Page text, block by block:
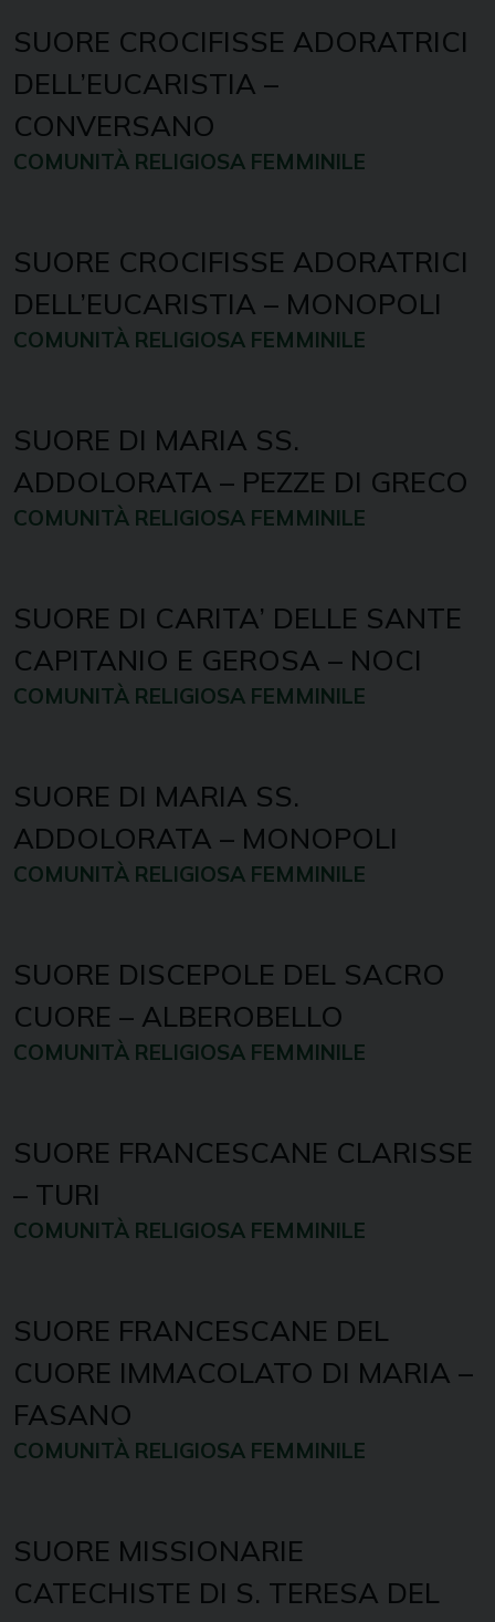
SUORE CROCIFISSE ADORATRICI
DELL’EUCARISTIA –
CONVERSANO
COMUNITÀ RELIGIOSA FEMMINILE
SUORE CROCIFISSE ADORATRICI
DELL’EUCARISTIA – MONOPOLI
COMUNITÀ RELIGIOSA FEMMINILE
SUORE DI MARIA SS.
ADDOLORATA – PEZZE DI GRECO
COMUNITÀ RELIGIOSA FEMMINILE
SUORE DI CARITA’ DELLE SANTE
CAPITANIO E GEROSA – NOCI
COMUNITÀ RELIGIOSA FEMMINILE
SUORE DI MARIA SS.
ADDOLORATA – MONOPOLI
COMUNITÀ RELIGIOSA FEMMINILE
SUORE DISCEPOLE DEL SACRO
CUORE – ALBEROBELLO
COMUNITÀ RELIGIOSA FEMMINILE
SUORE FRANCESCANE CLARISSE
– TURI
COMUNITÀ RELIGIOSA FEMMINILE
SUORE FRANCESCANE DEL
CUORE IMMACOLATO DI MARIA –
FASANO
COMUNITÀ RELIGIOSA FEMMINILE
SUORE MISSIONARIE
CATECHISTE DI S. TERESA DEL